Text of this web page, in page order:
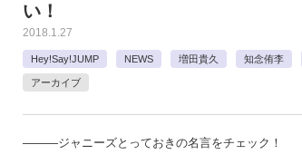
い！
2018.1.27
Hey!Say!JUMP NEWS 増田貴久 知念侑李
アーカイブ
―――ジャニーズとっておきの名言をチェック！